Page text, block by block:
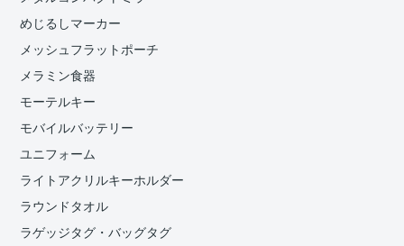
めじるしマーカー
メッシュフラットポーチ
メラミン食器
モーテルキー
モバイルバッテリー
ユニフォーム
ライトアクリルキーホルダー
ラウンドタオル
ラゲッジタグ・バッグタグ